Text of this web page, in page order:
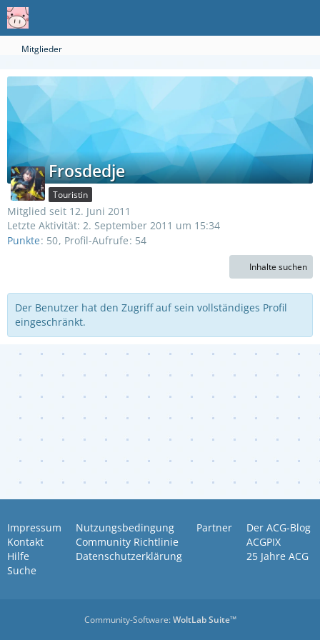
Mitglieder
Frosdedje
Touristin
Mitglied seit 12. Juni 2011
Letzte Aktivität: 2. September 2011 um 15:34
Punkte 50 Profil-Aufrufe 54
Inhalte suchen
Der Benutzer hat den Zugriff auf sein vollständiges Profil
eingeschränkt.
Impressum
Kontakt
Hilfe
Suche
Nutzungsbedingung
Community Richtlinie
Datenschutzerklärung
Partner
Der ACG-Blog
ACGPIX
25 Jahre ACG
Community-Software:WoltLab Suite™